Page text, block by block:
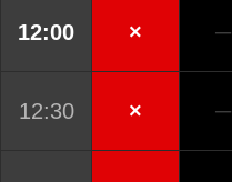
12:00 × ─
12:30 × ─